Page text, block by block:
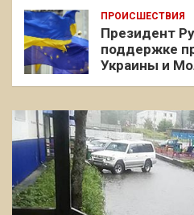
ПРОИСШЕСТВИЯ
Президент
поддержке
Украины и